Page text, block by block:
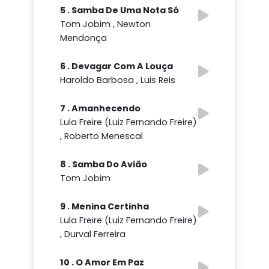
5 . Samba De Uma Nota Só
Tom Jobim , Newton
Mendonça
6 . Devagar Com A Louça
Haroldo Barbosa , Luis Reis
7 . Amanhecendo
Lula Freire (Luiz Fernando Freire)
, Roberto Menescal
8 . Samba Do Avião
Tom Jobim
9 . Menina Certinha
Lula Freire (Luiz Fernando Freire)
, Durval Ferreira
10 . O Amor Em Paz